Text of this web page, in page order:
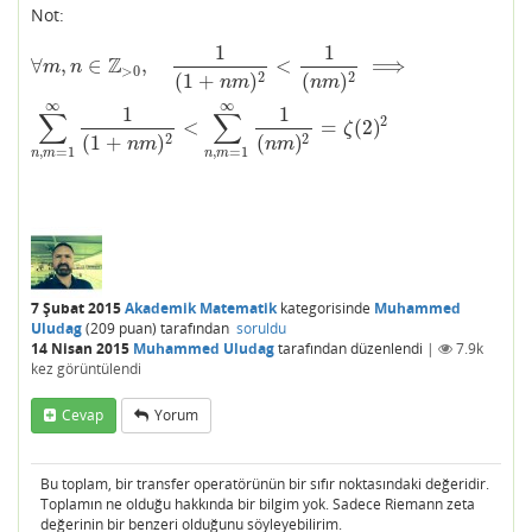
Not:
∀m, n ∈ Z>0,
1
(1 + nm)2 <
1
(nm)2 ⟹
∑
n,m=1
∞
1
(1 + nm)2 < ∑
n,m=1
∞
1
(nm)2 = ζ(2)2
∀ Z> 0,1 n ∑ =1 m
7 Şubat 2015Akademik Matematikkategorisinde Muhammed
Uludag(209 puan) tarafından soruldu
14 Nisan 2015 Muhammed Uludagtarafındandüzenlendi |
7.9k
kez görüntülendi
Cevap Yorum
Bu toplam, bir transfer operatörünün bir sıfır noktasındaki değeridir.
Toplamın ne olduğu hakkında bir bilgim yok. Sadece Riemann zeta
değerinin bir benzeri olduğunu söyleyebilirim.